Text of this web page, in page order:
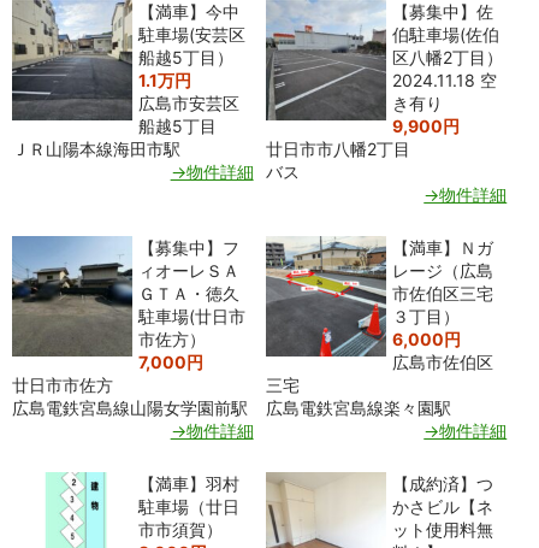
【満車】今中
駐車場(安芸区
船越5丁目）
1.1万円
広島市安芸区
船越5丁目
ＪＲ山陽本線海田市駅
→物件詳細
【募集中】佐
伯駐車場(佐伯
区八幡2丁目）
2024.11.18 空
き有り
9,900円
廿日市市八幡2丁目
バス
→物件詳細
【募集中】フ
ィオーレＳＡ
ＧＴＡ・徳久
駐車場(廿日市
市佐方）
7,000円
廿日市市佐方
広島電鉄宮島線山陽女学園前駅
→物件詳細
【満車】Ｎガ
レージ（広島
市佐伯区三宅
３丁目）
6,000円
広島市佐伯区
三宅
広島電鉄宮島線楽々園駅
→物件詳細
【満車】羽村
駐車場（廿日
市市須賀）
【成約済】つ
かさビル【ネ
ット使用料無